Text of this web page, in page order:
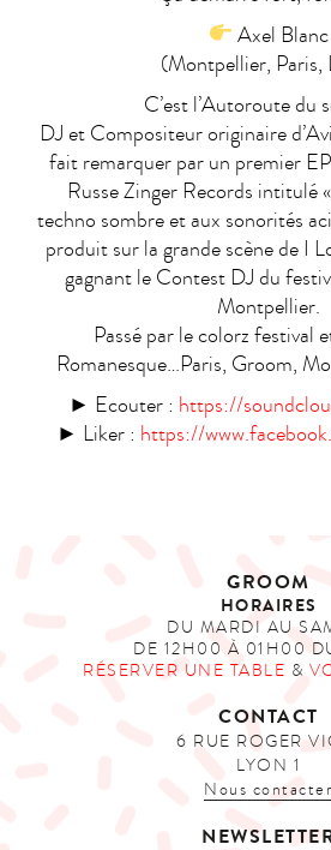
Axel Blanc
(Montpellier, Paris,
C’est l’Autoroute du
DJ et Compositeur originaire
fait remarquer par un premier
Russe Zinger Records intitulé
techno sombre et aux sonorités
produit sur la grande scène de I
gagnant le Contest DJ du
Montpellier.
Passé par le colorz festival
Romanesque…Paris, Groom,
► Ecouter : https://
► Liker : https://
GROOM
HORAIRES
DU MARDI AU
DE 12H00 À 01H00
RÉSERVER UNE TABLE &
CONTACT
6 RUE ROGER
LYON 1
Nous contacter